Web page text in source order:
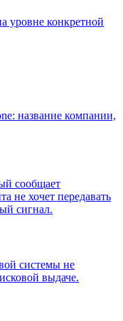
уровне конкретной
название компании,
сообщает
не хочет передавать
сигнал.
системы не
выдаче.